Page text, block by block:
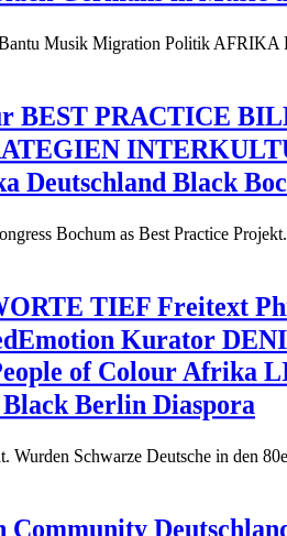
Musik Migration Politik
PRACTICE
Deutschland Black
Bochum as Best Practice
TIEF Freitext
Kurator
of Colour Afrika
Berlin Diaspora
Schwarze Deutsche in den